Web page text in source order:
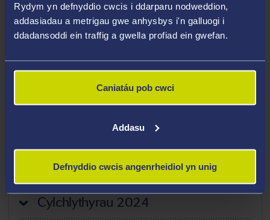
Rydym yn defnyddio cwcis i ddarparu nodweddion,
addasiadau a metrigau gwe anhysbys i'n galluogi i
ddadansoddi ein traffig a gwella profiad ein gwefan.
Caniatáu pob cwci
Addasu
Defnyddio cwcis angenrheidiol yn unig
unrhyw aelod o'ch tîm, byddem wrth ein bodd yn
clywed amdanynt! E-bostiwch unrhyw newyddion at
Anna Ratcliffe (a.c.ratcliffe@swansea.ac.uk). Dyddiad
Os hoffech hyrwyddo digwyddiad ymchwil ar dudalen
we Digwyddiadau FSE, cysylltwch â fse-
reception@swansea.ac.uk
Cylchlythyr Esteem
Cylchlythyrau 2024